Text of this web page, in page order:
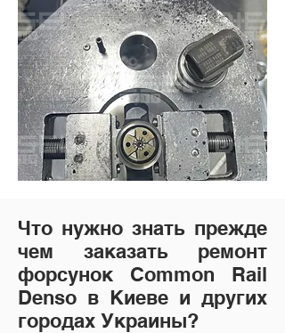
Что нужно знать прежде
чем заказать ремонт
форсунок Common Rail
Denso в Киеве и других
городах Украины?